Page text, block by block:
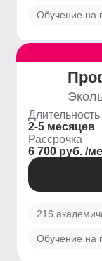
Обучение на
Длительность
2-5 месяцев
Рассрочка
6 700 руб. /
216
Обучение на